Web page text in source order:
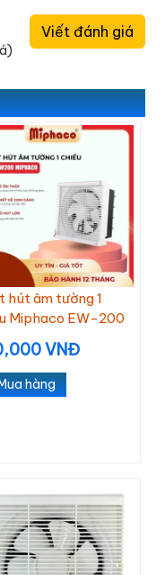
Viết đánh giá
hút âm tường 1
Miphaco EW-200
VNĐ
hàng